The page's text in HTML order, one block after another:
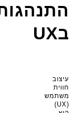
בUX
עיצוב
חווית
משתמש
(UX)